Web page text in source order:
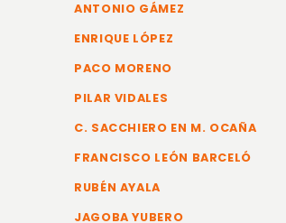
ANTONIO GÁMEZ
ENRIQUE LÓPEZ
PACO MORENO
PILAR VIDALES
C. SACCHIERO EN M. OCAÑA
FRANCISCO LEÓN BARCELÓ
RUBÉN AYALA
JAGOBA YUBERO